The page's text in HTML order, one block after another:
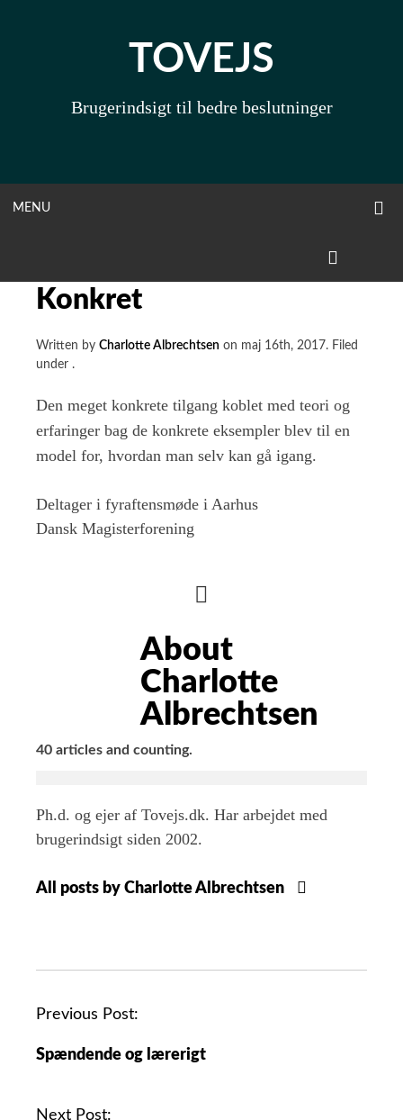
TOVEJS
Brugerindsigt til bedre beslutninger
MENUOPEN
Konkret
Written by Charlotte Albrechtsen on maj 16th, 2017. Filed
under .
Den meget konkrete tilgang koblet med teori og
erfaringer bag de konkrete eksempler blev til en
model for, hvordan man selv kan gå igang.
Deltager i fyraftensmøde i Aarhus
Dansk Magisterforening
AUTHOR
BIO
About
Charlotte
Albrechtsen
40 articles and counting.
Ph.d. og ejer af Tovejs.dk. Har arbejdet med
brugerindsigt siden 2002.
All posts by Charlotte Albrechtsen
Previous Post:
Spændende og lærerigt
Next Post: